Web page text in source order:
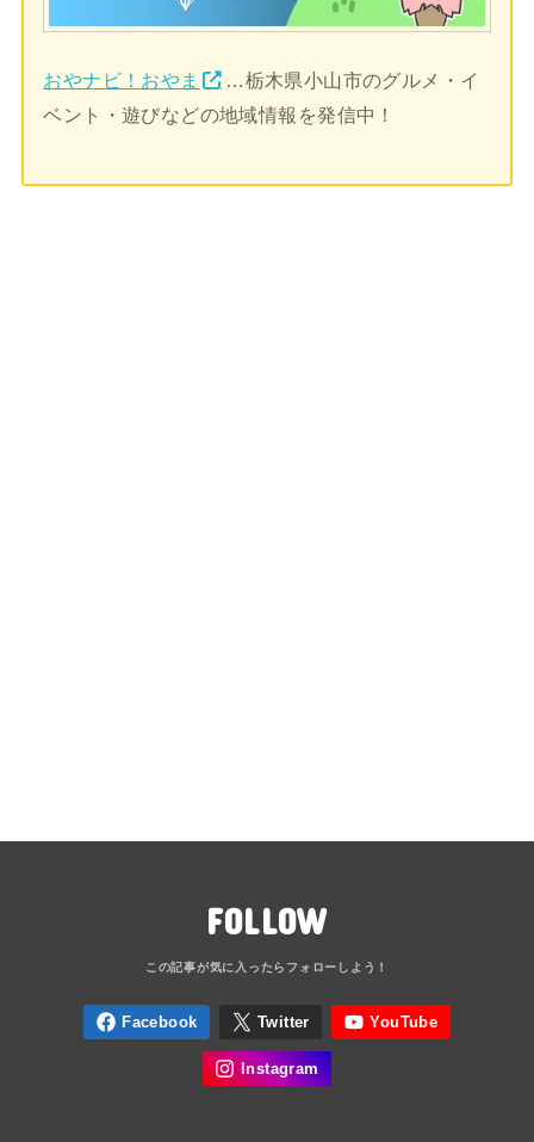
おやナビ！おやま
…栃木県小山市のグルメ・イ
ベント・遊びなどの地域情報を発信中！
FOLLOW